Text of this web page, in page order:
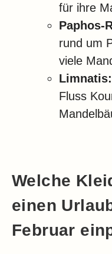
für ihre
Paphos-
rund um
viele
Limnatis:
Fluss
Welche
einen
Februar